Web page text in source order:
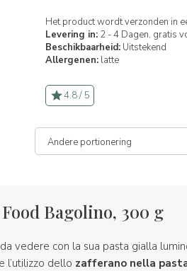
Het product wordt verzonden in
Levering in: 2 - 4 Dagen, gratis
Beschikbaarheid: Uitstekend
Allergenen: latte
4.8 / 5
Bagolino, 300 g
vedere con la sua pasta gialla
l’utilizzo dello zafferano nella